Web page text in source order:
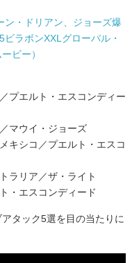
ン・ドリアン、ジョーズ爆
ラボンXXLグローバル・
ビー）
プエルト・エスコンディー
マウイ・ジョーズ
キシコ／プエルト・エスコ
ラリア／ザ・ライト
・エスコンディード
タック5選を目の当たりに